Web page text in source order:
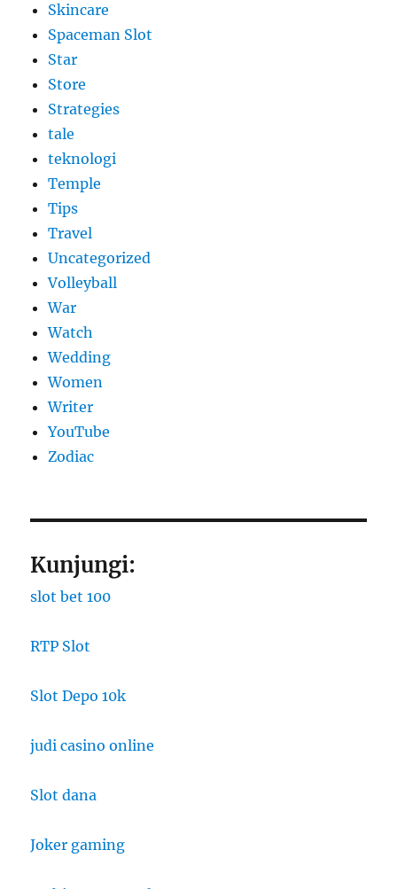
Skincare
Spaceman Slot
Star
Store
Strategies
tale
teknologi
Temple
Tips
Travel
Uncategorized
Volleyball
War
Watch
Wedding
Women
Writer
YouTube
Zodiac
Kunjungi:
slot bet 100
RTP Slot
Slot Depo 10k
judi casino online
Slot dana
Joker gaming